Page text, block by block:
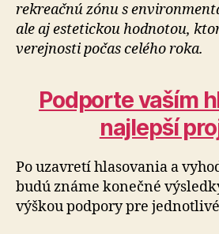
rekreačnú zónu s
ale aj estetickou hodnotou,
verejnosti počas celého roka.
Podporte vaším
najlepší
Po uzavretí hlasovania a
budú známe konečné
výškou podpory pre